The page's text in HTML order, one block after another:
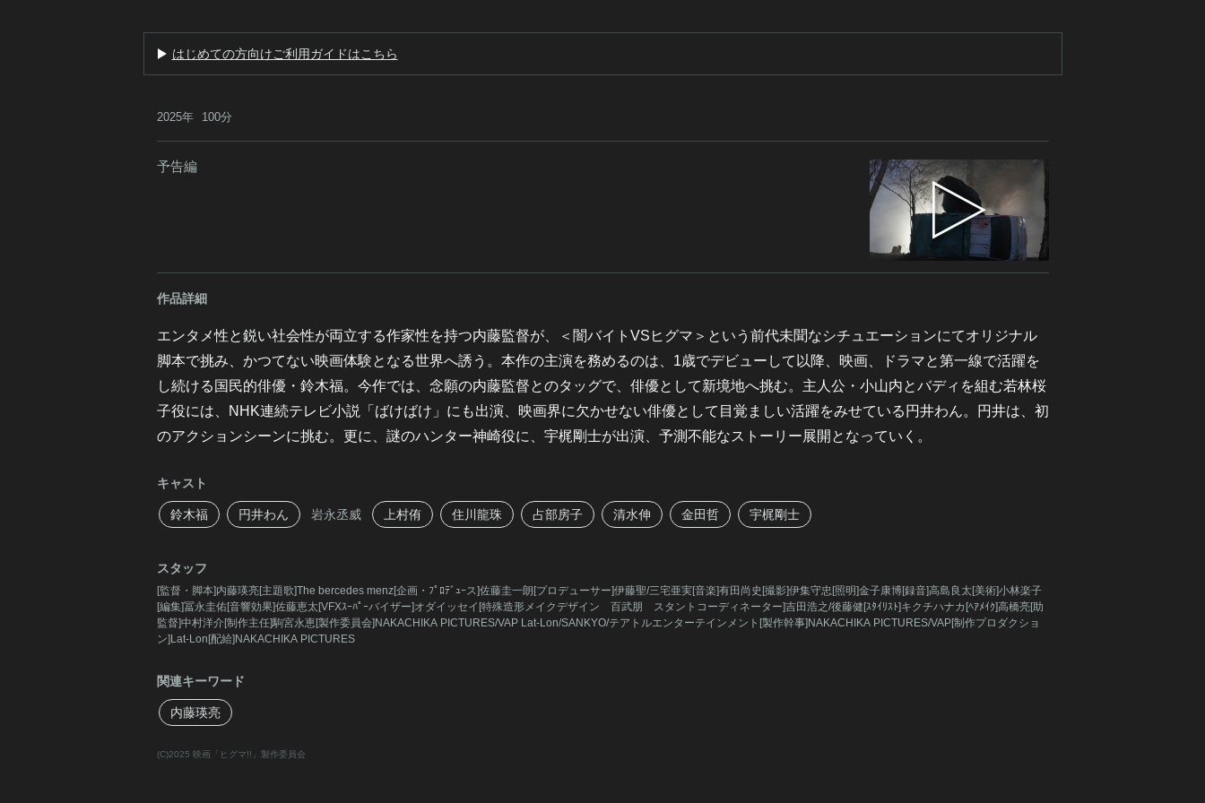
はじめての方向けご利用ガイドはこちら
2025年 100分
予告編
作品詳細
エンタメ性と鋭い社会性が両立する作家性を持つ内藤監督が、＜闇バイトVSヒグマ＞という前代未聞なシチュエーションにてオリジナル
脚本で挑み、かつてない映画体験となる世界へ誘う。本作の主演を務めるのは、1歳でデビューして以降、映画、ドラマと第一線で活躍を
し続ける国民的俳優・鈴木福。今作では、念願の内藤監督とのタッグで、俳優として新境地へ挑む。主人公・小山内とバディを組む若林桜
子役には、NHK連続テレビ小説「ばけばけ」にも出演、映画界に欠かせない俳優として目覚ましい活躍をみせている円井わん。円井は、初
のアクションシーンに挑む。更に、謎のハンター神崎役に、宇梶剛士が出演、予測不能なストーリー展開となっていく。
キャスト
鈴木福 円井わん 岩永丞威 上村侑 住川龍珠 占部房子 清水伸 金田哲 宇梶剛士
スタッフ
[監督・脚本]内藤瑛亮[主題歌]The bercedes menz[企画・ﾌﾟﾛﾃﾞｭｰス]佐藤圭一朗[プロデューサー]伊藤聖/三宅亜実[音楽]有田尚史[撮影]伊集守忠[照明]金子康博[録音]高島良太[美術]小林楽子
[編集]冨永圭佑[音響効果]佐藤恵太[VFXｽｰﾊﾟｰバイザー]オダイッセイ[特殊造形メイクデザイン 百武朋 スタントコーディネーター]吉田浩之/後藤健[ｽﾀｲﾘｽﾄ]キクチハナカ[ﾍｱﾒｲｸ]高橋亮[助
監督]中村洋介[制作主任]駒宮永恵[製作委員会]NAKACHIKA PICTURES/VAP Lat-Lon/SANKYO/テアトルエンターテインメント[製作幹事]NAKACHIKA PICTURES/VAP[制作プロダクショ
ン]Lat-Lon[配給]NAKACHIKA PICTURES
関連キーワード
内藤瑛亮
(C)2025 映画「ヒグマ!!」製作委員会